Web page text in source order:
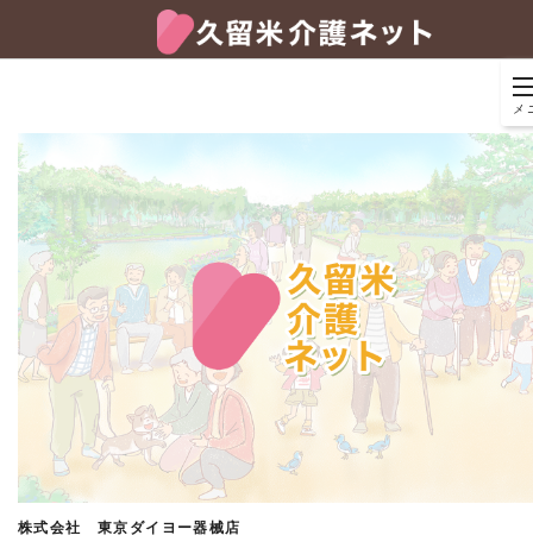
メ
株式会社 東京ダイヨー器械店